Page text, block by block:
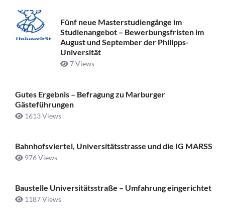
Fünf neue Masterstudiengänge im
Studienangebot – Bewerbungsfristen im
August und September der Philipps-
Universität
7 Views
Gutes Ergebnis – Befragung zu Marburger
Gästeführungen
1613 Views
Bahnhofsviertel, Universitätsstrasse und die IG MARSS
976 Views
Baustelle Universitätsstraße ­– Umfahrung eingerichtet
1187 Views